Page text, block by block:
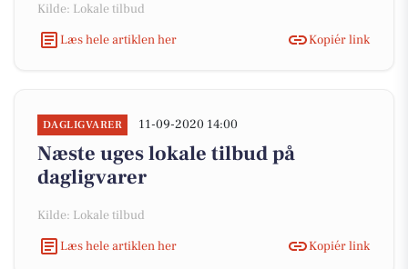
Kilde: Lokale tilbud
Læs hele artiklen her
Kopiér link
DAGLIGVARER 11-09-2020 14:00
Næste uges lokale tilbud på
dagligvarer
Kilde: Lokale tilbud
Læs hele artiklen her
Kopiér link